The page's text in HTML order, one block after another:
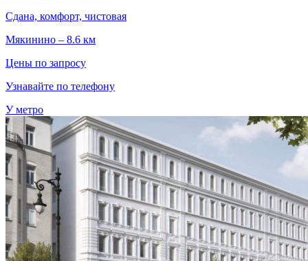
Сдана, комфорт, чистовая
Мякинино – 8.6 км
Цены по запросу
Узнавайте по телефону
У метро